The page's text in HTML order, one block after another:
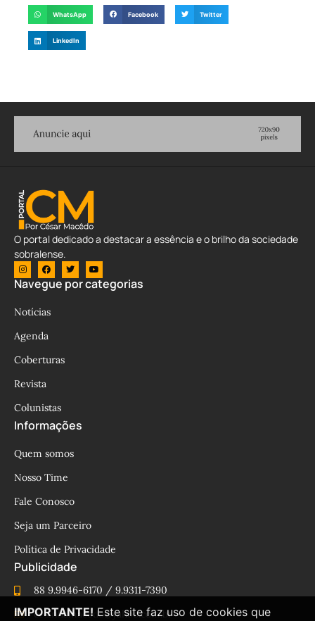
WhatsApp Facebook Twitter
LinkedIn
O portal dedicado a destacar a essência e o brilho da sociedade
sobralense.
Navegue por categorias
Notícias
Agenda
Coberturas
Revista
Colunistas
Informações
Quem somos
Nosso Time
Fale Conosco
Seja um Parceiro
Política de Privacidade
Publicidade
88 9.9946-6170 / 9.9311-7390
cesinhamacedo@yahoo.com.br
IMPORTANTE! Este site faz uso de cookies que